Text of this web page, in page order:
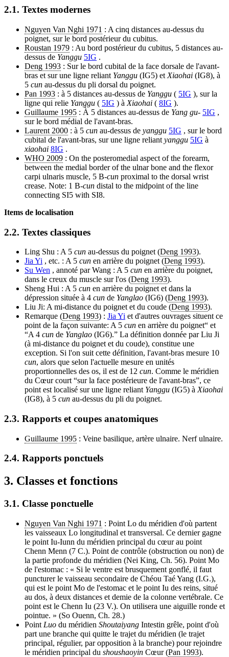
2.1. Textes modernes
Nguyen Van Nghi 1971 : A cinq distances au-dessus du
poignet, sur le bord postérieur du cubitus.
Roustan 1979 : Au bord postérieur du cubitus, 5 distances au-
dessus de Yanggu 5IG .
Deng 1993 : Sur le bord cubital de la face dorsale de l'avant-
bras et sur une ligne reliant Yanggu (IG5) et Xiaohai (IG8), à
5 cun au-dessus du pli dorsal du poignet.
Pan 1993 : à 5 distances au-dessus de Yanggu ( 5IG ), sur la
ligne qui relie Yanggu ( 5IG ) à Xiaohai ( 8IG ).
Guillaume 1995 : À 5 distances au-dessus de Yang gu- 5IG ,
sur le bord médial de l'avant-bras.
Laurent 2000 : à 5 cun au-dessus de yanggu 5IG , sur le bord
cubital de l'avant-bras, sur une ligne reliant yanggu 5IG à
xiaohai 8IG .
WHO 2009 : On the posteromedial aspect of the forearm,
between the medial border of the ulnar bone and the flexor
carpi ulnaris muscle, 5 B-cun proximal to the dorsal wrist
crease. Note: 1 B-cun distal to the midpoint of the line
connecting SI5 with SI8.
Items de localisation
2.2. Textes classiques
Ling Shu : A 5 cun au-dessus du poignet (Deng 1993).
Jia Yi , etc. : A 5 cun en arrière du poignet (Deng 1993).
Su Wen , annoté par Wang : A 5 cun en arrière du poignet,
dans le creux du muscle sur l'os (Deng 1993).
Sheng Hui : A 5 cun en arrière du poignet et dans la
dépression située à 4 cun de Yanglao (IG6) (Deng 1993).
Liu Ji: A mi-distance du poignet et du coude (Deng 1993).
Remarque (Deng 1993) : Jia Yi et d'autres ouvrages situent ce
point de la façon suivante: A 5 cun en arrière du poignet“ et
“A 4 cun de Yanglao (IG6).” La définition donnée par Liu Ji
(à mi-distance du poignet et du coude), constitue une
exception. Si l'on suit cette définition, l'avant-bras mesure 10
cun, alors que selon l'actuelle mesure en unités
proportionnelles des os, il est de 12 cun. Comme le méridien
du Cœur court “sur la face postérieure de l'avant-bras”, ce
point est localisé sur une ligne reliant Yanggu (IG5) à Xiaohai
(IG8), à 5 cun au-dessus du pli du poignet.
2.3. Rapports et coupes anatomiques
Guillaume 1995 : Veine basilique, artère ulnaire. Nerf ulnaire.
2.4. Rapports ponctuels
3. Classes et fonctions
3.1. Classe ponctuelle
Nguyen Van Nghi 1971 : Point Lo du méridien d'où partent
les vaisseaux Lo longitudinal et transversal. Ce dernier gagne
le point Iu-Iunn du méridien principal du cœur au point
Chenn Menn (7 C.). Point de contrôle (obstruction ou non) de
la partie profonde du méridien (Nei King, Ch. 56). Point Mo
de l'estomac : « Si le ventre est brusquement gonflé, il faut
puncturer le vaisseau secondaire de Chéou Taé Yang (I.G.),
qui est le point Mo de l'estomac et le point Iu des reins, situé
au dos, à deux distances et demie de la colonne vertébrale. Ce
point est le Chenn Iu (23 V.). On utilisera une aiguille ronde et
pointue. » (So Ouenn, Ch. 28.)
Point Luo du méridien Shoutaiyang Intestin grêle, point d'où
part une branche qui quitte le trajet du méridien (le trajet
principal, régulier, par opposition à la branche) pour rejoindre
le méridien principal du shoushaoyin Cœur (Pan 1993).